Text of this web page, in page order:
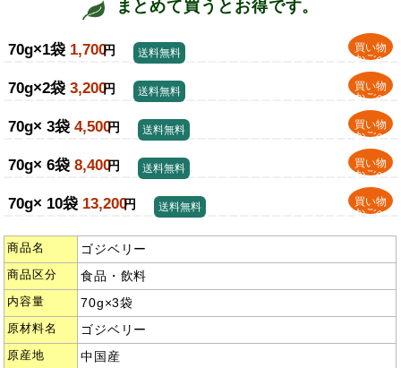
まとめて買うとお得です。
70g×1袋 1,700円
買い物
かごへ
送料無料
70g×2袋 3,200円
買い物
かごへ
送料無料
70g× 3袋 4,500円
買い物
かごへ
送料無料
70g× 6袋 8,400円
買い物
かごへ
送料無料
70g× 10袋 13,200円
買い物
かごへ
送料無料
商品名 ゴジベリー
商品区分 食品・飲料
内容量 70g×3袋
原材料名 ゴジベリー
原産地 中国産